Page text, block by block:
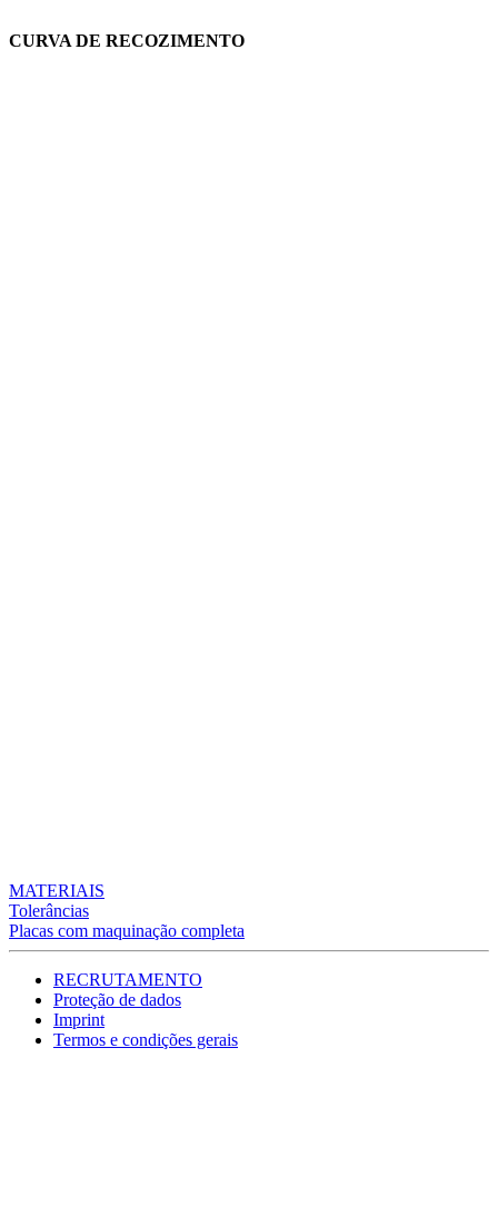
CURVA DE RECOZIMENTO
MATERIAIS
Tolerâncias
Placas com maquinação completa
RECRUTAMENTO
Proteção de dados
Imprint
Termos e condições gerais